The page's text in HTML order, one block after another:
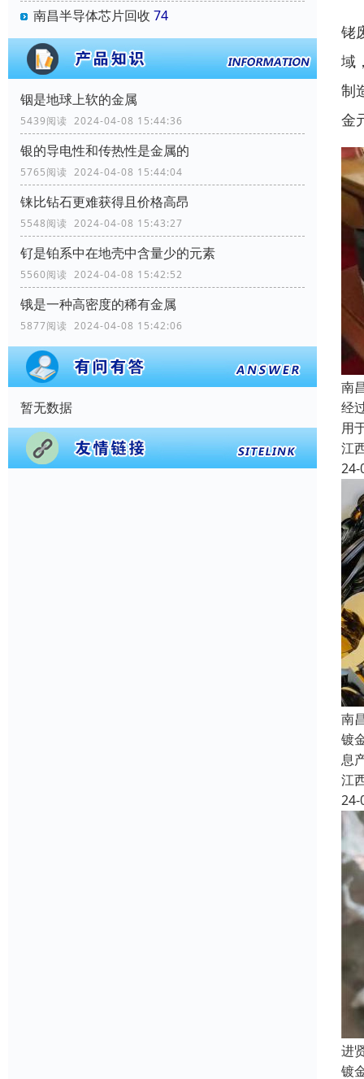
南昌半导体芯片回收 74
铟是地球上软的金属
5439阅读 2024-04-08 15:44:36
银的导电性和传热性是金属的
5765阅读 2024-04-08 15:44:04
铼比钻石更难获得且价格高昂
5548阅读 2024-04-08 15:43:27
钌是铂系中在地壳中含量少的元素
5560阅读 2024-04-08 15:42:52
锇是一种高密度的稀有金属
5877阅读 2024-04-08 15:42:06
暂无数据
铑
域
制
金
南
经
用
江
24-
南
镀
息
江
24-
进
镀